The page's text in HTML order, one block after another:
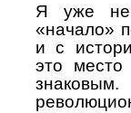
Я уже не
«начало»
и с
это